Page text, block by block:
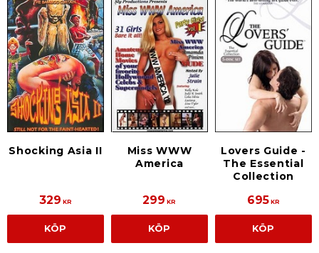
Shocking Asia II
329 KR
KÖP
Miss WWW
America
299 KR
KÖP
Lovers Guide -
The Essential
Collection
695KR
KÖP